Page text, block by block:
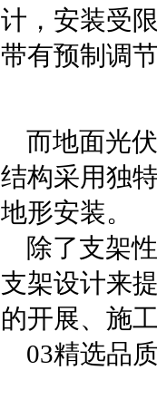
计，安装受
带有预制调
而地面光
结构采用独
地形安装。
除了支架
支架设计来
的开展、施
03精选品